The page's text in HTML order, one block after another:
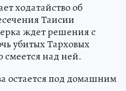
ходатайство об
Таисии
ждет решения с
убитых Тарховых
над ней.
остается под домашним